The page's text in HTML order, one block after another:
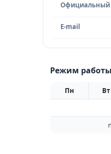
Официальный
E-mail
Режим работы
Пн Вт